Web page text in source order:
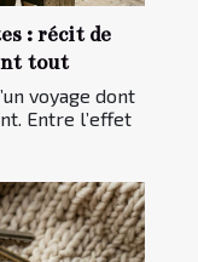
: récit de
tout
voyage dont
Entre l’effet